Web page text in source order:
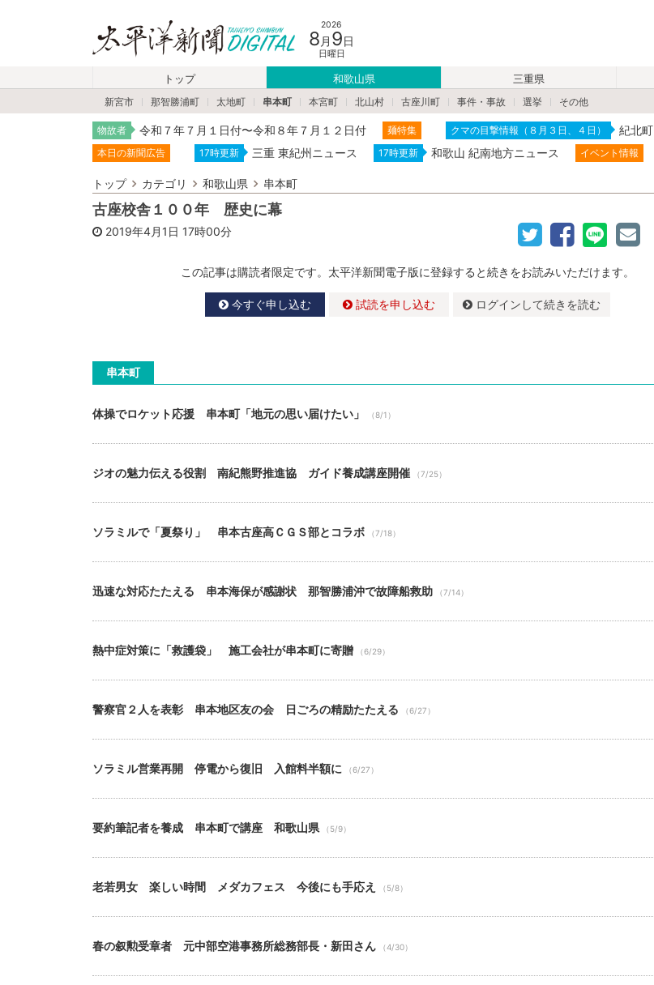
2026
8 月 9日
日曜日
トップ 和歌山県 三重県
新宮市
那智勝浦町 太地町 串本町 本宮町 北山村 古座川町 事件・事故 選挙 その他
物故者 令和７年７月１日付〜令和８年７月１２日付 麺特集 クマの目撃情報（８月３日、４日） 紀北町
本日の新聞広告 17時更新 三重 東紀州ニュース 17時更新 和歌山 紀南地方ニュース イベント情報
トップ カテゴリ 和歌山県 串本町
古座校舎１００年 歴史に幕
2019年4月1日 17時00分
この記事は購読者限定です。太平洋新聞電子版に登録すると続きをお読みいただけます。
今すぐ申し込む 試読を申し込む ログインして続きを読む
串本町
体操でロケット応援 串本町「地元の思い届けたい」 （8/1）
ジオの魅力伝える役割 南紀熊野推進協 ガイド養成講座開催 （7/25）
ソラミルで「夏祭り」 串本古座高ＣＧＳ部とコラボ （7/18）
迅速な対応たたえる 串本海保が感謝状 那智勝浦沖で故障船救助 （7/14）
熱中症対策に「救護袋」 施工会社が串本町に寄贈 （6/29）
警察官２人を表彰 串本地区友の会 日ごろの精励たたえる （6/27）
ソラミル営業再開 停電から復旧 入館料半額に （6/27）
要約筆記者を養成 串本町で講座 和歌山県 （5/9）
老若男女 楽しい時間 メダカフェス 今後にも手応え （5/8）
春の叙勲受章者 元中部空港事務所総務部長・新田さん （4/30）